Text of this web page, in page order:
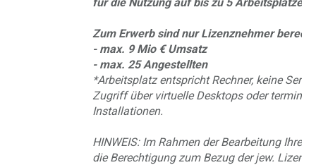
Zum Erwerb sind nur Lizenznehmer
- max. 9 Mio € Umsatz
- max. 25 Angestellten
*Arbeitsplatz entspricht Rechner, keine
Zugriff über virtuelle Desktops oder
Installationen.
HINWEIS: Im Rahmen der Bearbeitung Ihrer
die Berechtigung zum Bezug der jew. Lizenz